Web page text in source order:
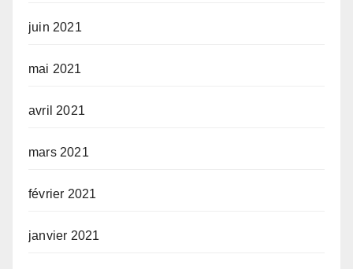
juin 2021
mai 2021
avril 2021
mars 2021
février 2021
janvier 2021